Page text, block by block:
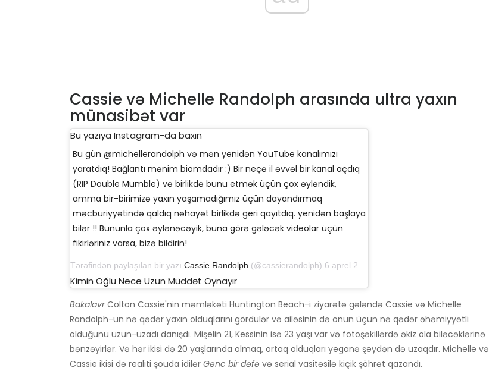
Cassie və Michelle Randolph arasında ultra yaxın
münasibət var
Bu yazıya Instagram-da baxın
Bu gün @michellerandolph və mən yenidən YouTube kanalımızı
yaratdıq! Bağlantı mənim biomdadır :) Bir neçə il əvvəl bir kanal açdıq
(RIP Double Mumble) və birlikdə bunu etmək üçün çox əyləndik,
amma bir-birimizə yaxın yaşamadığımız üçün dayandırmaq
məcburiyyətində qaldıq nəhayət birlikdə geri qayıtdıq. yenidən başlaya
bilər !! Bununla çox əylənəcəyik, buna görə gələcək videolar üçün
fikirləriniz varsa, bizə bildirin!
Tərəfindən paylaşılan bir yazı Cassie Randolph (@cassierandolph) 6 aprel 2019-cu il, saat 19: 42-də PDT
Kimin Oğlu Nece Uzun Müddət Oynayır
BakalavrColton Cassie'nin məmləkəti Huntington Beach-i ziyarətə gələndə Cassie və Michelle
Randolph-un nə qədər yaxın olduqlarını gördülər və ailəsinin də onun üçün nə qədər əhəmiyyətli
olduğunu uzun-uzadı danışdı. Mişelin 21, Kessinin isə 23 yaşı var və fotoşəkillərdə əkiz ola biləcəklərinə
bənzəyirlər. Və hər ikisi də 20 yaşlarında olmaq, ortaq olduqları yeganə şeydən də uzaqdır. Michelle və
Cassie ikisi də realiti şouda idilər Gənc bir dəfə və serial vasitəsilə kiçik şöhrət qazandı.